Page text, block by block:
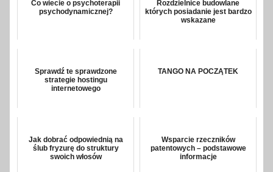
Co wiecie o psychoterapii
psychodynamicznej?
Rozdzielnice budowlane
których posiadanie jest bardzo
wskazane
Sprawdź te sprawdzone
strategie hostingu
internetowego
TANGO NA POCZĄTEK
Jak dobrać odpowiednią na
ślub fryzurę do struktury
swoich włosów
Wsparcie rzeczników
patentowych – podstawowe
informacje